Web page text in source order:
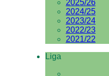
2025/26
2024/25
2023/24
2022/23
2021/22
Liga